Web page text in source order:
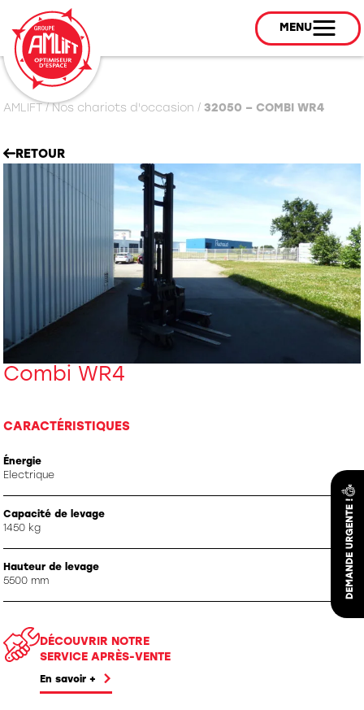
MENU
AMLIFT/Nos chariots d'occasion /32050 – COMBI WR4
RETOUR
Combi WR4
CARACTÉRISTIQUES
Énergie
Electrique
Capacité de levage
1450 kg
Hauteur de levage
5500 mm
DÉCOUVRIR NOTRE
SERVICE APRÈS-VENTE
En savoir +